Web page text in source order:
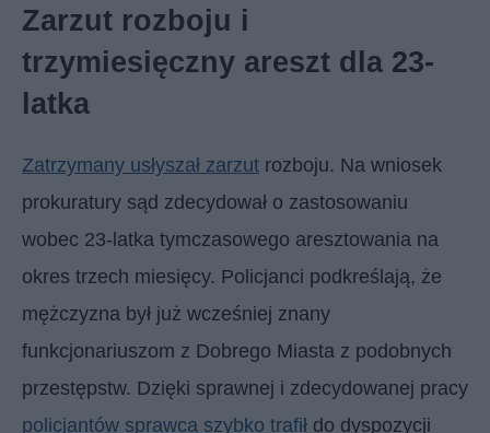
Zarzut rozboju i
trzymiesięczny areszt dla 23-
latka
Zatrzymany usłyszał zarzut rozboju. Na wniosek
prokuratury sąd zdecydował o zastosowaniu
wobec 23-latka tymczasowego aresztowania na
okres trzech miesięcy. Policjanci podkreślają, że
mężczyzna był już wcześniej znany
funkcjonariuszom z Dobrego Miasta z podobnych
przestępstw. Dzięki sprawnej i zdecydowanej pracy
policjantów sprawca szybko trafił do dyspozycji